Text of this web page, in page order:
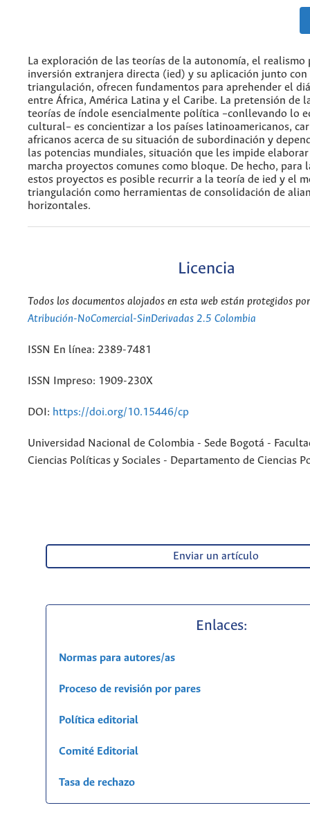
La exploración de las teorías de la autonomía, el realismo
inversión extranjera directa (ied) y su aplicación junto con
triangulación, ofrecen fundamentos para aprehender el
entre África, América Latina y el Caribe. La pretensión de
teorías de índole esencialmente política –conllevando lo
cultural– es concientizar a los países latinoamericanos,
africanos acerca de su situación de subordinación y
las potencias mundiales, situación que les impide
marcha proyectos comunes como bloque. De hecho, para
estos proyectos es posible recurrir a la teoría de ied y el
triangulación como herramientas de consolidación de
horizontales.
Licencia
Todos los documentos alojados en esta web están protegidos
Atribución-NoComercial-SinDerivadas 2.5 Colombia
ISSN En línea: 2389-7481
ISSN Impreso: 1909-230X
DOI: https://doi.org/10.15446/cp
Universidad Nacional de Colombia - Sede Bogotá -
Ciencias Políticas y Sociales - Departamento de Ciencias
Enviar un artículo
Enlaces:
Normas para autores/as
Proceso de revisión por pares
Política editorial
Comité Editorial
Tasa de rechazo